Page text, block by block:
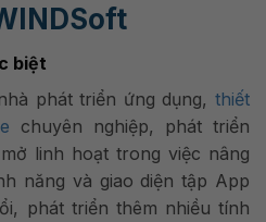
biệt
phát triển ứng dụng, thiết
chuyên nghiệp, phát triển
linh hoạt trong việc nâng
năng và giao diện tập App
phát triển thêm nhiều tính